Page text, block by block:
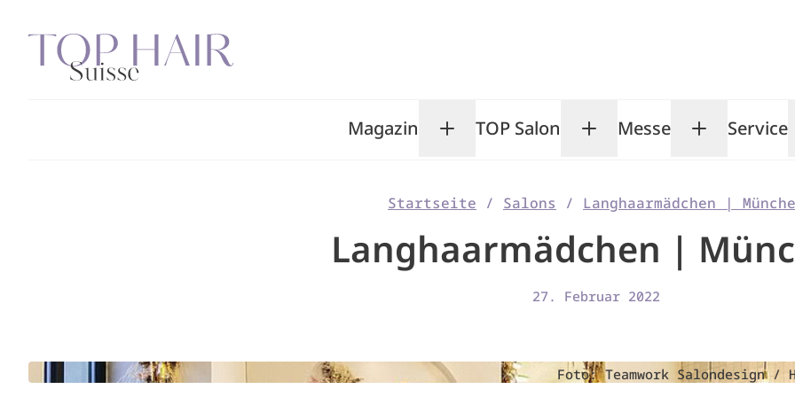
Inhalt
springen
Magazin Toggle Magazin submenu
TOP Salon Toggle TOP Salon
Messe ToggleService
Startseite / Salons / Langhaarmädchen |
Langhaarmädchen |
27. Februar 2022
Foto: Teamwork Salondesign /